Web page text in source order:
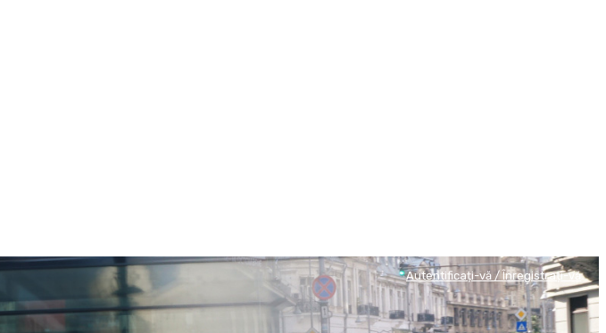
Autentificați-vă / Înregistrați-vă